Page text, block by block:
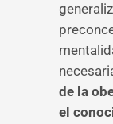
de la
el